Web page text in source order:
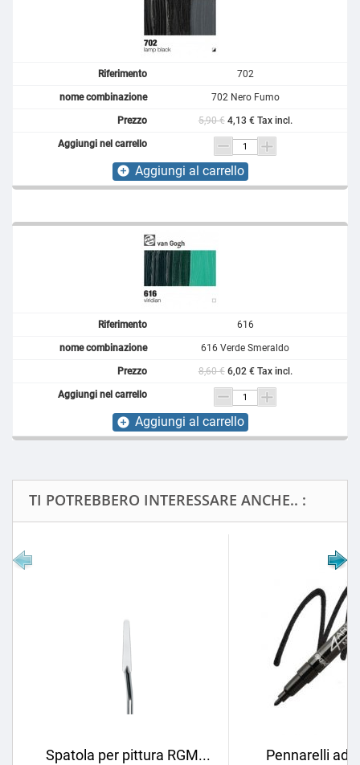
702
702 Nero Fumo
5,90 € 4,13 € Tax incl.
add_circle Aggiungi al carrello
616
616 Verde Smeraldo
8,60 € 6,02 € Tax incl.
add_circle Aggiungi al carrello
TI POTREBBERO INTERESSARE ANCHE.. :
Spatola per pittura RGM... Pennarelli ad